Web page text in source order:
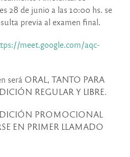
28 de junio a las 10:00 hs. se
previa al examen final.
meet.google.com/aqc-
será ORAL, TANTO PARA
REGULAR Y LIBRE.
PROMOCIONAL
EN PRIMER LLAMADO